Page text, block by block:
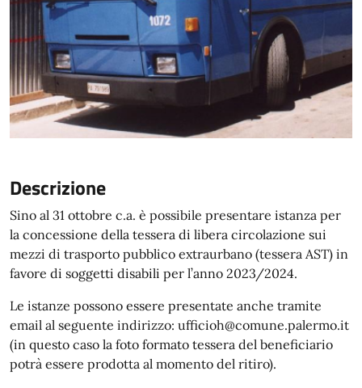
Descrizione
Sino al 31 ottobre c.a. è possibile presentare istanza per
la concessione della tessera di libera circolazione sui
mezzi di trasporto pubblico extraurbano (tessera AST) in
favore di soggetti disabili per l’anno 2023/2024.
Le istanze possono essere presentate anche tramite
email al seguente indirizzo: ufficioh@comune.palermo.it
(in questo caso la foto formato tessera del beneficiario
potrà essere prodotta al momento del ritiro).